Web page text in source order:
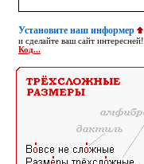
Установите наш информер
и сделайте ваш сайт интересней!
Код...